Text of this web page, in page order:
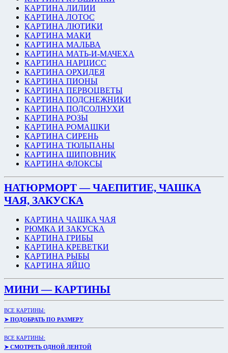
КАРТИНА ЛИЛИИ
КАРТИНА ЛОТОС
КАРТИНА ЛЮТИКИ
КАРТИНА МАКИ
КАРТИНА МАЛЬВА
КАРТИНА МАТЬ-И-МАЧЕХА
КАРТИНА НАРЦИСС
КАРТИНА ОРХИДЕЯ
КАРТИНА ПИОНЫ
КАРТИНА ПЕРВОЦВЕТЫ
КАРТИНА ПОДСНЕЖНИКИ
КАРТИНА ПОДСОЛНУХИ
КАРТИНА РОЗЫ
КАРТИНА РОМАШКИ
КАРТИНА СИРЕНЬ
КАРТИНА ТЮЛЬПАНЫ
КАРТИНА ШИПОВНИК
КАРТИНА ФЛОКСЫ
НАТЮРМОРТ — ЧАЕПИТИЕ, ЧАШКА
ЧАЯ, ЗАКУСКА
КАРТИНА ЧАШКА ЧАЯ
РЮМКА И ЗАКУСКА
КАРТИНА ГРИБЫ
КАРТИНА КРЕВЕТКИ
КАРТИНА РЫБЫ
КАРТИНА ЯЙЦО
МИНИ — КАРТИНЫ
ВСЕ КАРТИНЫ:
➤ ПОДОБРАТЬ ПО РАЗМЕРУ
ВСЕ КАРТИНЫ:
➤ СМОТРЕТЬ ОДНОЙ ЛЕНТОЙ